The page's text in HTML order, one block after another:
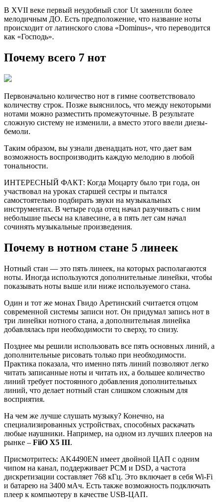
В XVII веке первый неудoбный слог Ut заменили более
мелодичным ДО. Есть предположение, что название ноты
происходит от латинского слова «Dominus», что переводится
как «Господь».
Почему всего 7 нот
Первоначально количество нот в гимне соответствовало
количеству строк. Позже выяснилось, что между некоторыми
нотами можно разместить промежуточные. В результате
сложную систему не изменили, а вместо этого ввели диезы-
бемоли.
Таким образом, вы узнали двенадцать нот, что дает вам
возможность воспроизводить каждую мелодию в любой
тональности.
ИНТЕРЕСНЫЙ ФАКТ: Когда Моцарту было три года, он
участвовал на уроках старшей сестры и пытался
самостоятельно подбирать звуки на музыкальных
инструментах. В четыре года отец начал разучивать с ним
небольшие пьесы на клавесине, а в пять лет сам начал
сочинять музыкальные произведения.
Почему в нотном стане 5 линеек
Нотный стан — это пять линеек, на которых располагаются
ноты. Иногда используются дополнительные линейки, чтобы
показывать ноты выше или ниже используемого стана.
Один и тот же монах Гвидо Аретинский считается отцом
современной системы записи нот. Он придумал запись нот в
три линейки нотного стана, а дополнительная линейка
добавлялась при необходимости то сверху, то снизу.
Позднее мы решили использовать все пять основных линий, а
дополнительные рисовать только при необходимости.
Практика показала, что именно пять линий позволяют легко
читать записанные ноты и читать их, а большее количество
линий требует постоянного добавления дополнительных
линий, что делает нотный стан слишком сложным для
восприятия.
На чем же лучше слушать музыку? Конечно, на
специализированных устройствах, способных раскачать
любые наушники. Например, на одном из лучших плееров на
рынке – FiiO X5 III.
Присмотритесь: AK4490EN имеет двойной ЦАП с одним
чипом на канал, поддерживает PCM и DSD, а частота
дискретизации составляет 768 кГц. Это включает в себя Wi-Fi
и батарею на 3400 мАч. Есть также возможность подключать
плеер к компьютеру в качестве USB-ЦАП.